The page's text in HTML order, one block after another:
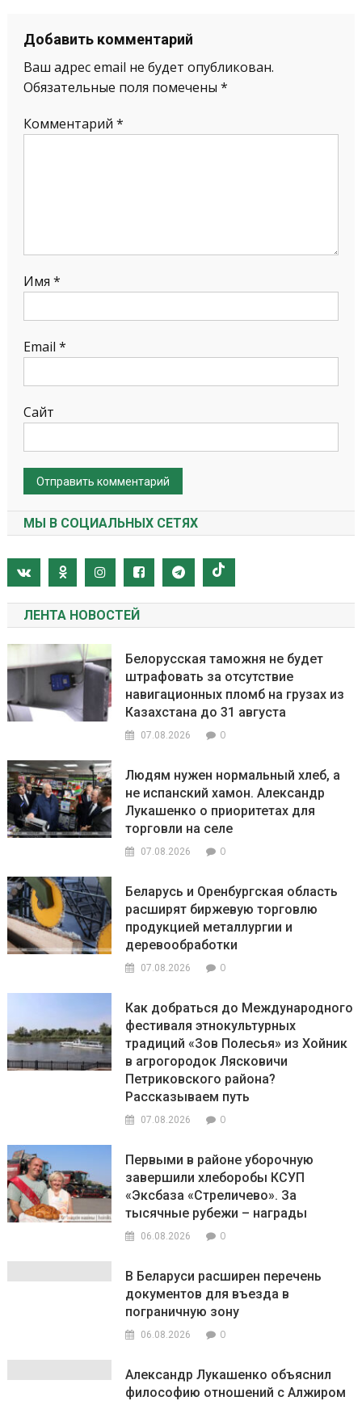
Добавить комментарий
Ваш адрес email не будет опубликован.
Обязательные поля помечены *
Комментарий *
Имя *
Email *
Сайт
МЫ В СОЦИАЛЬНЫХ СЕТЯХ
ЛЕНТА НОВОСТЕЙ
Белорусская таможня не будет
штрафовать за отсутствие
навигационных пломб на грузах из
Казахстана до 31 августа
07.08.2026 0
Людям нужен нормальный хлеб, а
не испанский хамон. Александр
Лукашенко о приоритетах для
торговли на селе
07.08.2026 0
Беларусь и Оренбургская область
расширят биржевую торговлю
продукцией металлургии и
деревообработки
07.08.2026 0
Как добраться до Международного
фестиваля этнокультурных
традиций «Зов Полесья» из Хойник
в агрогородок Лясковичи
Петриковского района?
Рассказываем путь
07.08.2026 0
Первыми в районе уборочную
завершили хлеборобы КСУП
«Эксбаза «Стреличево». За
тысячные рубежи – награды
06.08.2026 0
В Беларуси расширен перечень
документов для въезда в
пограничную зону
06.08.2026 0
Александр Лукашенко объяснил
философию отношений с Алжиром